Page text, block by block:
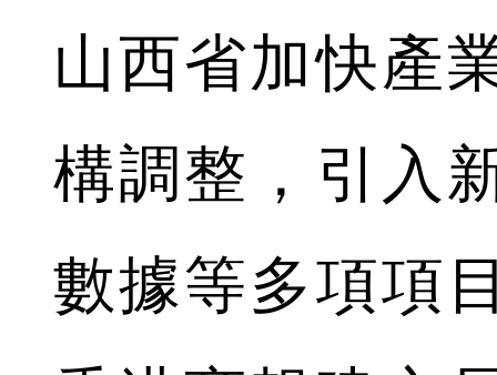
山西省加快產
構調整，引入
數據等多項項